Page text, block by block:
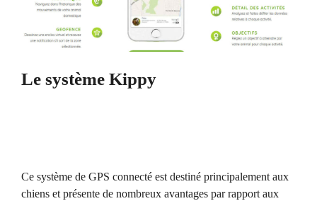
Le système Kippy
Ce système de GPS connecté est destiné principalement aux
chiens et présente de nombreux avantages par rapport aux